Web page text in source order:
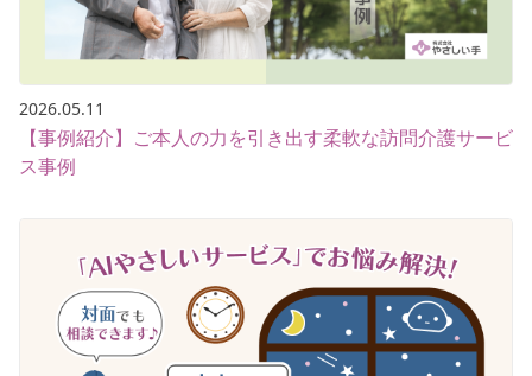
2026.05.11
【事例紹介】ご本人の力を引き出す柔軟な訪問介護サービ
ス事例